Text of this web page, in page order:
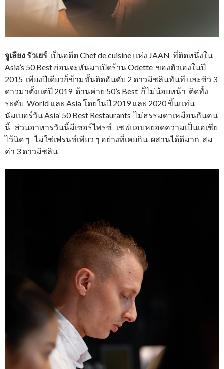
จูเลียง รัวเยร์ เป็นอดีต Chef de cuisine แห่ง JAAN ที่ติดหนึ่งใน
Asia’s 50 Best ก่อนจะหันมาเปิดร้าน Odette ของตัวเองในปี
2015 เพียงปีเดียวก็ข้ามขั้นติดอันดับ 2 ดาวมิชลินทันที และซิว 3
ดาวมาตั้งแต่ปี 2019 ด้านค่าย 50’s Best ก็ไม่น้อยหน้า ติดทั้ง
ระดับ World และ Asia โดยในปี 2019 และ 2020 ขึ้นแท่น
นัมเบอร์วัน Asia’ 50 Best Restaurants ไม่ธรรมดาเหมือนกันคน
นี้ ส่วนอาหารวันนี้มีเซอร์ไพรซ์ เชฟแอบหยอดความเป็นเอเซีย
ไว้นิด ๆ ไม่ใช่เฟรนช์เพียว ๆ อย่างที่เคยกิน ผสานได้ดีมาก สม
ค่า 3 ดาวมิชลิน